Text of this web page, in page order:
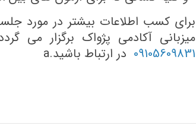
میزبانی آکادمی پژواک برگزار می
09105609831 در ارتباط باشید.a